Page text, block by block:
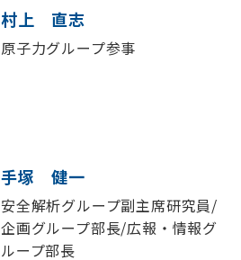
村上 直志
原子力グループ参事
手塚 健一
安全解析グループ副主席研究員/
企画グループ部長/広報・情報グ
ループ部長